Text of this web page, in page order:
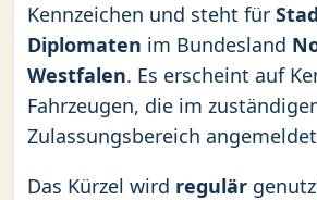
Kennzeichen und steht für
Diplomaten im Bundesland
Westfalen. Es erscheint auf
Fahrzeugen, die im
Zulassungsbereich
Das Kürzel wird regulär